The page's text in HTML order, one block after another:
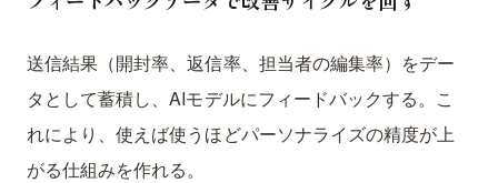
送信結果（開封率、返信率、担当者の編集率）をデー
タとして蓄積し、AIモデルにフィードバックする。こ
れにより、使えば使うほどパーソナライズの精度が上
がる仕組みを作れる。